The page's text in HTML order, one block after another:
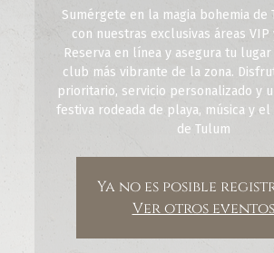
Sumérgete en la magia bohemia de
con nuestras exclusivas áreas VIP
Reserva en línea y asegura tu
club más vibrante de la zona.
prioritario, servicio personalizado y
festiva rodeada de playa, música y
de Tulum
Ya no es posible
Ver otros eventos